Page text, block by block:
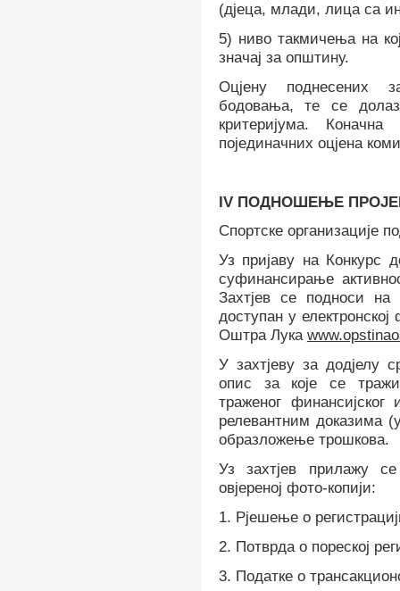
(дјеца, млади, лица са
5) ниво такмичења на
значај за општину.
Оцјену поднесених
бодовања,
те се
критеријума.
Коначна
појединачних оцјена
IVПОДНОШЕЊЕ
Спортске организације
Уз пријаву на Конкурс
суфинансирање
Захтјев сеподноси на
доступан у
Оштра Лука
У захтјеву за додјелу
опис за које се
траженог финансијског
релевантним доказима
образложење трошкова.
Уз захтјев прилажу
овјереној фото-копији:
1. Рјешење о
2. Потврда о пореској
3. Податке о